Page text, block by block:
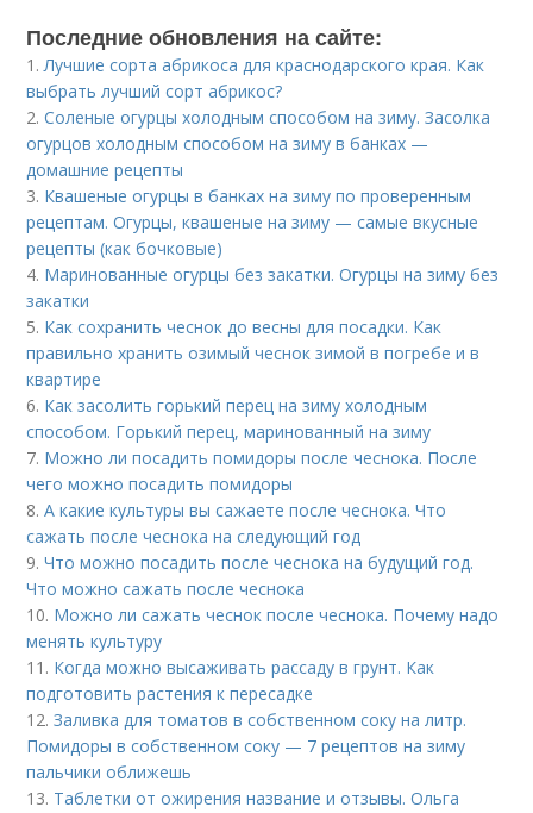
Последние обновления на сайте:
1.Лучшие сорта абрикоса для краснодарского края. Как
выбрать лучший сорт абрикос?
2.Соленые огурцы холодным способом на зиму. Засолка
огурцов холодным способом на зиму в банках —
домашние рецепты
3. Квашеные огурцы в банках на зиму по проверенным
рецептам. Огурцы, квашеные на зиму — самые вкусные
рецепты (как бочковые)
4. Маринованные огурцы без закатки. Огурцы на зиму без
закатки
5. Как сохранить чеснок до весны для посадки. Как
правильно хранить озимый чеснок зимой в погребе и в
квартире
6. Как засолить горький перец на зиму холодным
способом. Горький перец, маринованный на зиму
7. Можно ли посадить помидоры после чеснока. После
чего можно посадить помидоры
8.А какие культуры вы сажаете после чеснока. Что
сажать после чеснока на следующий год
9.Что можно посадить после чеснока на будущий год.
Что можно сажать после чеснока
10. Можно ли сажать чеснок после чеснока. Почему надо
менять культуру
11. Когда можно высаживать рассаду в грунт. Как
подготовить растения к пересадке
12.Заливка для томатов в собственном соку на литр.
Помидоры в собственном соку — 7 рецептов на зиму
пальчики оближешь
13. Таблетки от ожирения название и отзывы. Ольга